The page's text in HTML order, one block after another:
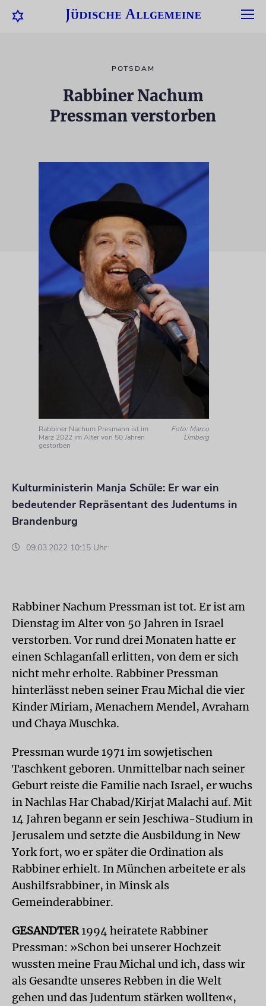
POTSDAM
Rabbiner Nachum
Pressman verstorben
Rabbiner Nachum Presmann ist im
März 2022 im Alter von 50 Jahren
gestorben
Foto: Marco
Limberg
Kulturministerin Manja Schüle: Er war ein
bedeutender Repräsentant des Judentums in
Brandenburg
09.03.2022 10:15 Uhr
Rabbiner Nachum Pressman ist tot. Er ist am
Dienstag im Alter von 50 Jahren in Israel
verstorben. Vor rund drei Monaten hatte er
einen Schlaganfall erlitten, von dem er sich
nicht mehr erholte. Rabbiner Pressman
hinterlässt neben seiner Frau Michal die vier
Kinder Miriam, Menachem Mendel, Avraham
und Chaya Muschka.
Pressman wurde 1971 im sowjetischen
Taschkent geboren. Unmittelbar nach seiner
Geburt reiste die Familie nach Israel, er wuchs
in Nachlas Har Chabad/Kirjat Malachi auf. Mit
14 Jahren begann er sein Jeschiwa-Studium in
Jerusalem und setzte die Ausbildung in New
York fort, wo er später die Ordination als
Rabbiner erhielt. In München arbeitete er als
Aushilfsrabbiner, in Minsk als
Gemeinderabbiner.
GESANDTER1994 heiratete Rabbiner
Pressman: »Schon bei unserer Hochzeit
wussten meine Frau Michal und ich, dass wir
als Gesandte unseres Rebben in die Welt
gehen und das Judentum stärken wollten«,